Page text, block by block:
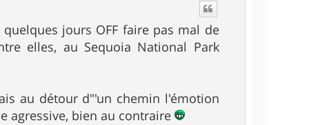
jours OFF faire pas mal de
elles, au Sequoia National Park
au détour d"'un chemin l'émotion
agressive, bien au contraire